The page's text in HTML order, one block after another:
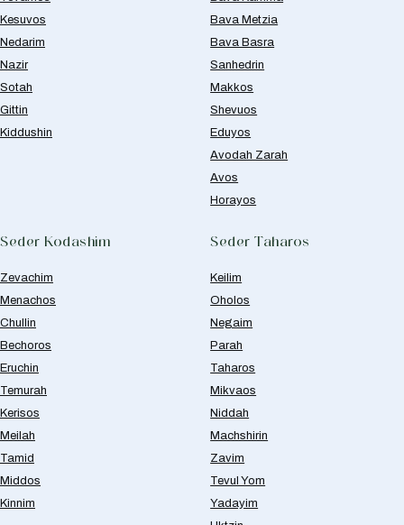
Kesuvos
Nedarim
Nazir
Sotah
Gittin
Kiddushin
Bava Metzia
Bava Basra
Sanhedrin
Makkos
Shevuos
Eduyos
Avodah Zarah
Avos
Horayos
Seder Kodashim
Zevachim
Menachos
Chullin
Bechoros
Eruchin
Temurah
Kerisos
Meilah
Tamid
Middos
Kinnim
Seder Taharos
Keilim
Oholos
Negaim
Parah
Taharos
Mikvaos
Niddah
Machshirin
Zavim
Tevul Yom
Yadayim